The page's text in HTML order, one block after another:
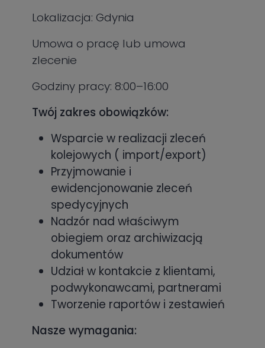
Lokalizacja: Gdynia
Umowa o pracę lub umowa
zlecenie
Godziny pracy: 8:00–16:00
Twój zakres obowiązków:
Wsparcie w realizacji zleceń
kolejowych ( import/export)
Przyjmowanie i
ewidencjonowanie zleceń
spedycyjnych
Nadzór nad właściwym
obiegiem oraz archiwizacją
dokumentów
Udział w kontakcie z klientami,
podwykonawcami, partnerami
Tworzenie raportów i zestawień
Nasze wymagania: